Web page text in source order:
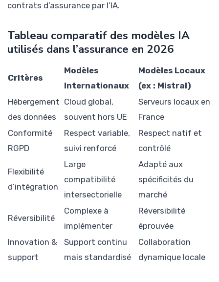
contrats d’assurance par l’IA.
Tableau comparatif des modèles IA
utilisés dans l’assurance en 2026
Critères
Modèles
Internationaux
Modèles Locaux
(ex : Mistral)
Hébergement
des données
Cloud global,
souvent hors UE
Serveurs locaux en
France
Conformité
RGPD
Respect variable,
suivi renforcé
Respect natif et
contrôlé
Flexibilité
d’intégration
Large
compatibilité
intersectorielle
Adapté aux
spécificités du
marché
Réversibilité
Complexe à
implémenter
Réversibilité
éprouvée
Innovation &
support
Support continu
mais standardisé
Collaboration
dynamique locale